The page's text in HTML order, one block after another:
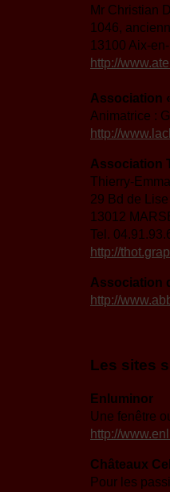
Mr Christian
1046,
13100 Aix-
http://
Association
Animatrice :
http://
Association
Thierry-
29 Bd de Lise
13012
Tel.
http://
Association
http://
Les sites
Enluminor
Une fenêtre
http://
Châteaux
Pour les